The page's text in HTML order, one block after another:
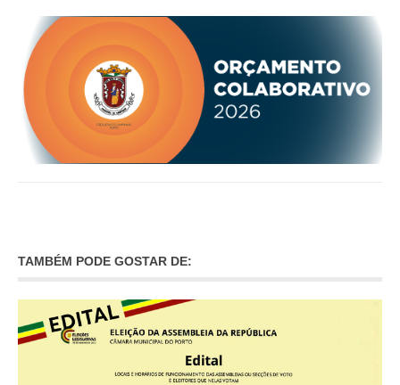
TAMBÉM PODE GOSTAR DE: